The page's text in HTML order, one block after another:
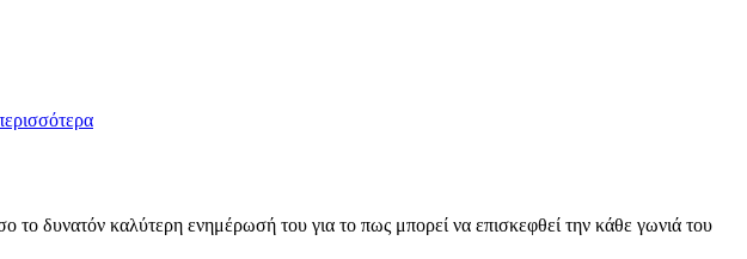
δυνατόν καλύτερη ενημέρωσή του για το πως μπορεί να επισκεφθεί την κάθε γωνιά του